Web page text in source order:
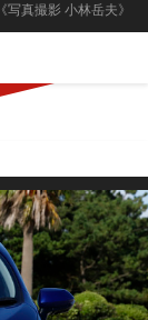
《写真撮影 小林岳夫》